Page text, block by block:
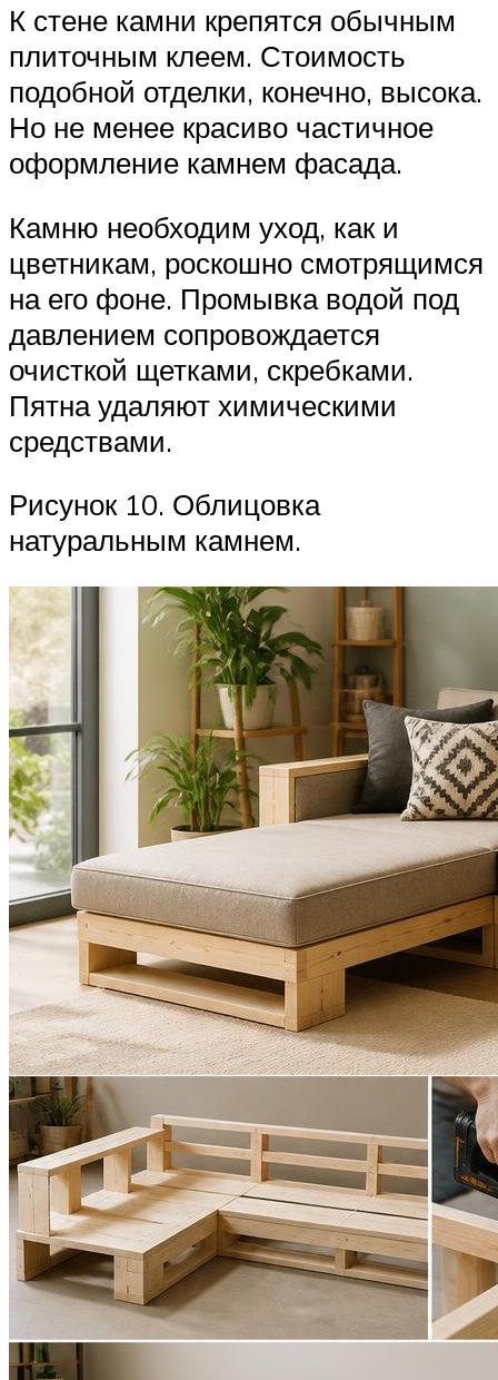
К стене камни крепятся обычным
плиточным клеем. Стоимость
подобной отделки, конечно, высока.
Но не менее красиво частичное
оформление камнем фасада.
Камню необходим уход, как и
цветникам, роскошно смотрящимся
на его фоне. Промывка водой под
давлением сопровождается
очисткой щетками, скребками.
Пятна удаляют химическими
средствами.
Рисунок 10. Облицовка
натуральным камнем.